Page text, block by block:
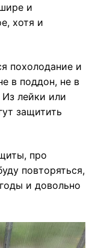
и
хотя и
похолодание и
в поддон, не в
лейки или
защитить
, про
повторяться,
и довольно